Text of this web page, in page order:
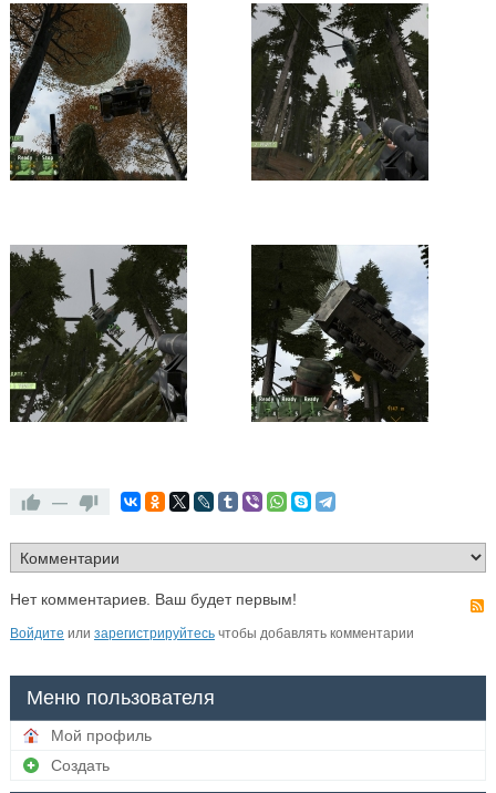
—
Нет комментариев. Ваш будет первым!
Войдите или зарегистрируйтесьчтобы добавлять комментарии
Меню пользователя
Мой профиль
Создать